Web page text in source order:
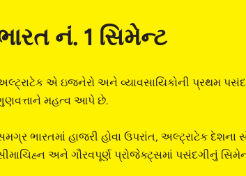
નં. 1 સિમેન્ટ
એ ઇજનેરો અને વ્યાવસાયિકોની પ્રથમ
મહત્વ આપે છે.
ભારતમાં હાજરી હોવા ઉપરાંત, અલ્ટ્રાટેક દેશના
અને ગૌરવપૂર્ણ પ્રોજેક્ટ્સમાં પસંદગીનું